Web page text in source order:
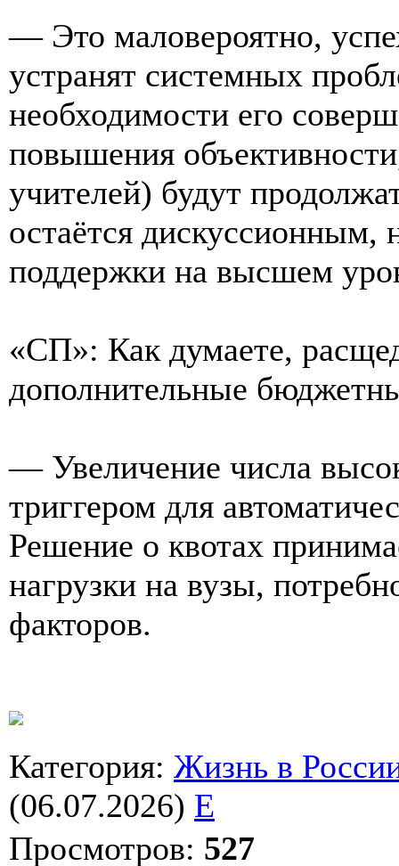
— Это маловероятно,
устранят системных
необходимости его
повышения
учителей) будут
остаётся дискуссионным,
поддержки на высшем
«СП»: Как думаете,
дополнительные
— Увеличение числа
триггером для
Решение о квотах
нагрузки на вузы,
факторов.
Категория: Жизнь в
(06.07.2026) E
Просмотров: 527